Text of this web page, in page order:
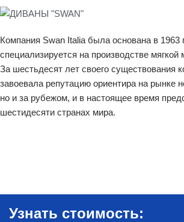
Компания Swan Italia была основана в 1963
специализируется на производстве мягкой
За шестьдесят лет своего существования
завоевала репутацию ориентира на рынке
но и за рубежом, и в настоящее время
шестидесяти странах мира.
Узнать стоимость: